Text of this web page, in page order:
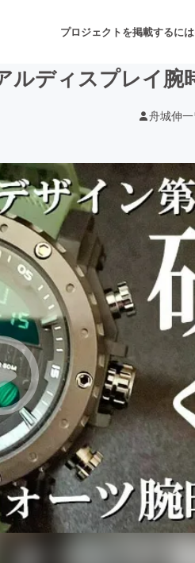
プロジェクトを掲載するには
音楽
ゲーム・サービス開発
書籍・雑誌出版
チャレンジ
CAMPFIRE for Social
CAMPFIREふるさと
ルディスプレイ腕
舟城伸一